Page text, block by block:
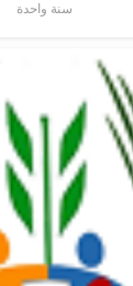
سنة واحدة